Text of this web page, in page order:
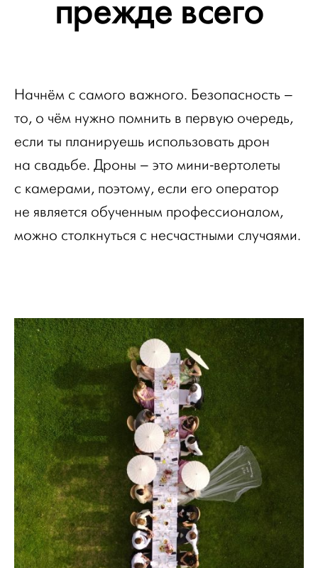
прежде всего
Начнём с самого важного. Безопасность –
то, о чём нужно помнить в первую очередь,
если ты планируешь использовать дрон
на свадьбе. Дроны – это мини-вертолеты
с камерами, поэтому, если его оператор
не является обученным профессионалом,
можно столкнуться с несчастными случаями.